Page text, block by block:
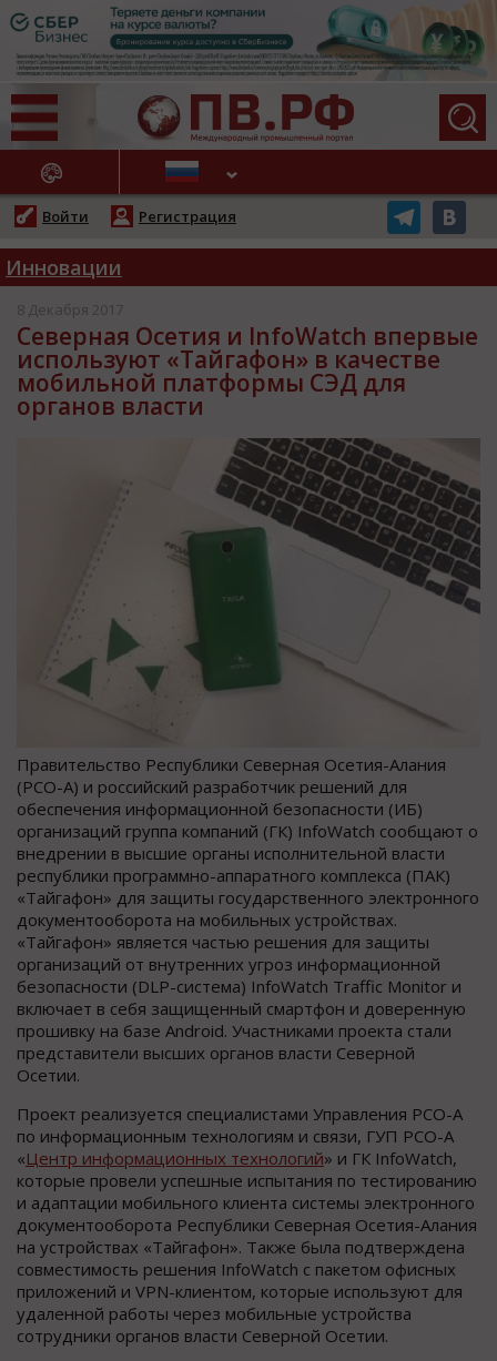
НОВОСТИ
Войти Регистрация
Инновации
8 Декабря 2017
Северная Осетия и InfoWatch впервые
используют «Тайгафон» в качестве
мобильной платформы СЭД для
органов власти
Правительство Республики Северная Осетия-Алания
(РСО-А) и российский разработчик решений для
обеспечения информационной безопасности (ИБ)
организаций группа компаний (ГК) InfoWatch сообщают о
внедрении в высшие органы исполнительной власти
республики программно-аппаратного комплекса (ПАК)
«Тайгафон» для защиты государственного электронного
документооборота на мобильных устройствах.
«Тайгафон» является частью решения для защиты
организаций от внутренних угроз информационной
безопасности (DLP-система) InfoWatch Traffic Monitor и
включает в себя защищенный смартфон и доверенную
прошивку на базе Android. Участниками проекта стали
представители высших органов власти Северной
Осетии.
Проект реализуется специалистами Управления РСО-А
по информационным технологиям и связи, ГУП РСО-А
«Центр информационных технологий» и ГК InfoWatch,
которые провели успешные испытания по тестированию
и адаптации мобильного клиента системы электронного
документооборота Республики Северная Осетия-Алания
на устройствах «Тайгафон». Также была подтверждена
совместимость решения InfoWatch с пакетом офисных
приложений и VPN-клиентом, которые используют для
удаленной работы через мобильные устройства
сотрудники органов власти Северной Осетии.